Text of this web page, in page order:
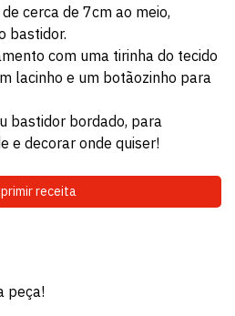
cerca de 7cm ao meio,
bastidor.
com uma tirinha do tecido
lacinho e um botãozinho para
bastidor bordado, para
e decorar onde quiser!
receita
peça!